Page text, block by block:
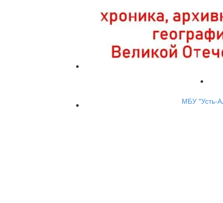
МБУ "Усть-